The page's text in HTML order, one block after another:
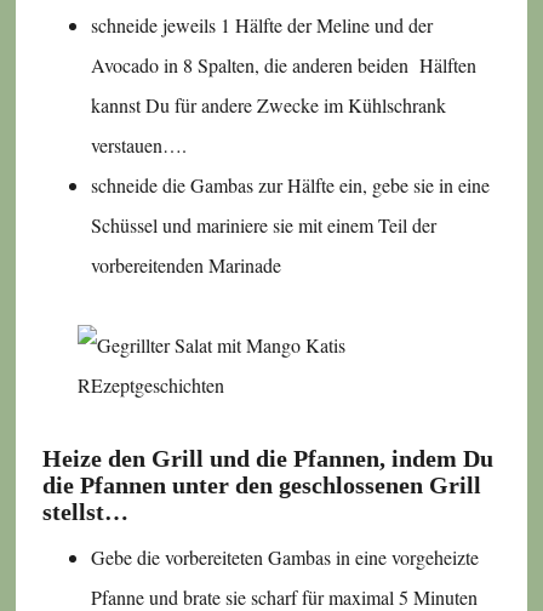
schneide jeweils 1 Hälfte der Meline und der
Avocado in 8 Spalten, die anderen beiden Hälften
kannst Du für andere Zwecke im Kühlschrank
verstauen….
schneide die Gambas zur Hälfte ein, gebe sie in eine
Schüssel und mariniere sie mit einem Teil der
vorbereitenden Marinade
Heize den Grill und die Pfannen, indem Du
die Pfannen unter den geschlossenen Grill
stellst…
Gebe die vorbereiteten Gambas in eine vorgeheizte
Pfanne und brate sie scharf für maximal 5 Minuten